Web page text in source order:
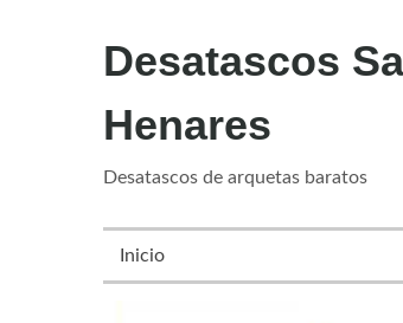
Desatascos
Henares
Desatascos de arquetas baratos
Inicio